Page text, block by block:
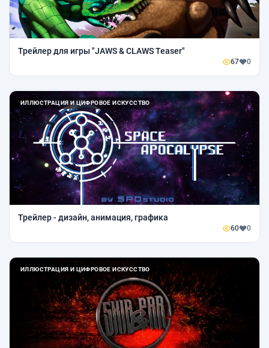
Трейлер для игры "JAWS & CLAWS Teaser"
67 0
ИЛЛЮСТРАЦИЯ И ЦИФРОВОЕ ИСКУССТВО
Трейлер - дизайн, анимация, графика
60 0
ИЛЛЮСТРАЦИЯ И ЦИФРОВОЕ ИСКУССТВО